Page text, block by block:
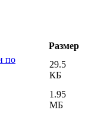
Размер
по
29.5
КБ
1.95
МБ